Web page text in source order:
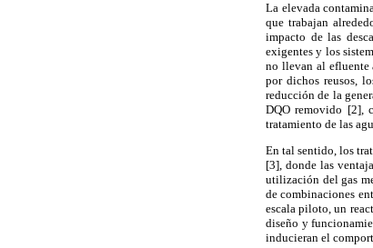
La elevada
que trabajan
impacto de las
exigentes y los
no llevan al efluente
por dichos reusos,
reducción de la
DQO removido [2],
tratamiento de las
En tal sentido, los
[3], donde las
utilización del gas
de combinaciones
escala piloto, un
diseño y
inducieran el